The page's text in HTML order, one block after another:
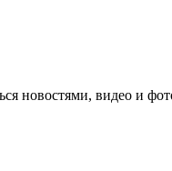
новостями, видео и